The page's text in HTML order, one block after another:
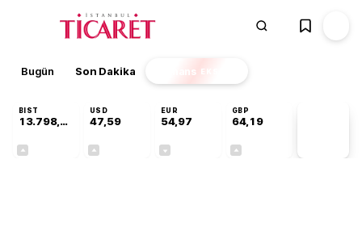
Bugün Son Dakika Finans EKSTRA
BIST
13.798,82
USD
47,59
EUR
54,97
GBP
64,19